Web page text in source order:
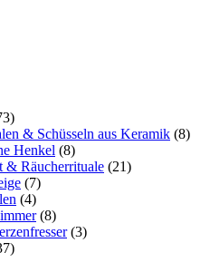
& Schüsseln aus Keramik (8)
Henkel (8)
& Räucherrituale (21)
(7)
(4)
(8)
(3)